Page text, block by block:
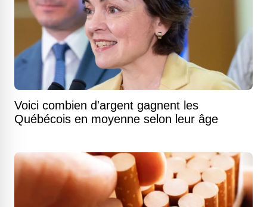
Voici combien d'argent gagnent les
Québécois en moyenne selon leur âge